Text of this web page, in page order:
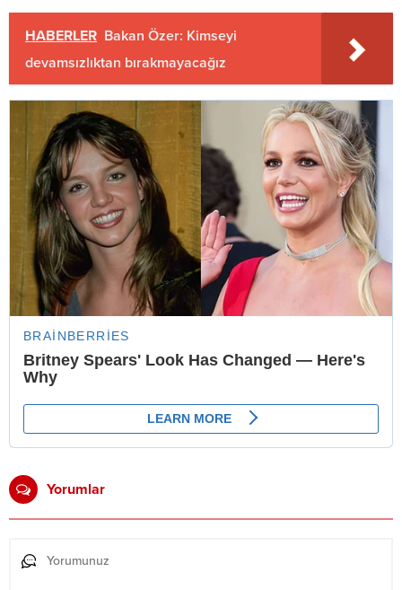
HABERLER Bakan Özer: Kimseyi
devamsızlıktan bırakmayacağız
Yorumlar